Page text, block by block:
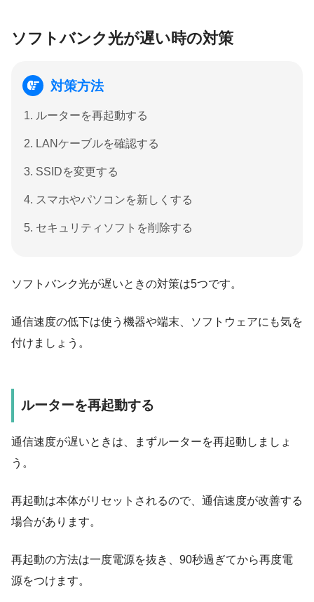
ソフトバンク光が遅い時の対策
対策方法
ルーターを再起動する
LANケーブルを確認する
SSIDを変更する
スマホやパソコンを新しくする
セキュリティソフトを削除する
ソフトバンク光が遅いときの対策は5つです。
通信速度の低下は使う機器や端末、ソフトウェアにも気を
付けましょう。
ルーターを再起動する
通信速度が遅いときは、
まずルーターを再起動しましょ
う 。
再起動は本体がリセットされるので、通信速度が改善する
場合があります。
再起動の方法は一度電源を抜き、 90秒過ぎてから再度電
源をつけます。